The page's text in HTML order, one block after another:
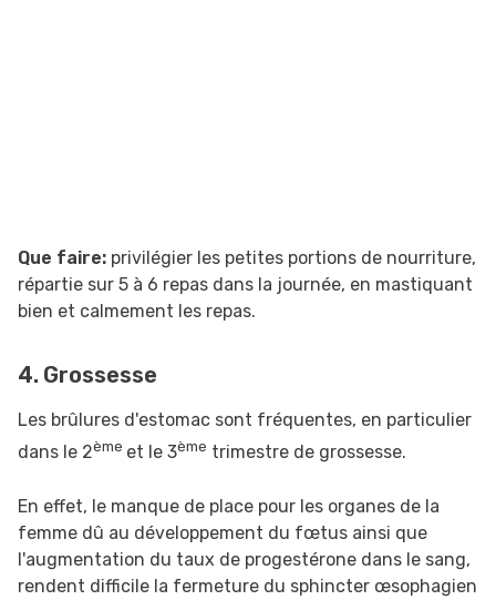
Que faire: privilégier les petites portions de nourriture,
répartie sur 5 à 6 repas dans la journée, en mastiquant
bien et calmement les repas.
4. Grossesse
Les brûlures d'estomac sont fréquentes, en particulier
dans le 2ème et le 3ème trimestre de grossesse.
En effet, le manque de place pour les organes de la
femme dû au développement du fœtus ainsi que
l'augmentation du taux de progestérone dans le sang,
rendent difficile la fermeture du sphincter œsophagien